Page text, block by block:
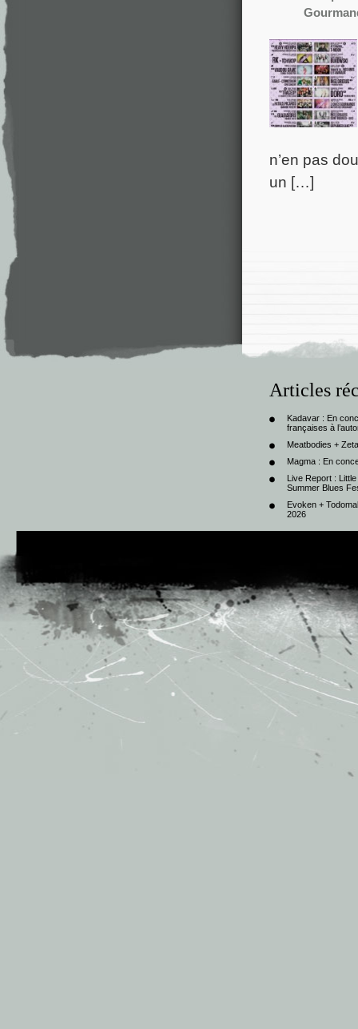
n’en pas
un […]
Articles
Kadavar : En
françaises à
Meatbodies +
Magma : En
Live Report :
Summer Blues
Evoken +
2026